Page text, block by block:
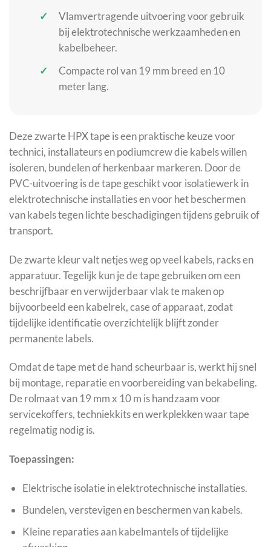
Vlamvertragende uitvoering voor gebruik
bij elektrotechnische werkzaamheden en
kabelbeheer.
Compacte rol van 19 mm breed en 10
meter lang.
Deze zwarte HPX tape is een praktische keuze voor
technici, installateurs en podiumcrew die kabels willen
isoleren, bundelen of herkenbaar markeren. Door de
PVC-uitvoering is de tape geschikt voor isolatiewerk in
elektrotechnische installaties en voor het beschermen
van kabels tegen lichte beschadigingen tijdens gebruik of
transport.
De zwarte kleur valt netjes weg op veel kabels, racks en
apparatuur. Tegelijk kun je de tape gebruiken om een
beschrijfbaar en verwijderbaar vlak te maken op
bijvoorbeeld een kabelrek, case of apparaat, zodat
tijdelijke identificatie overzichtelijk blijft zonder
permanente labels.
Omdat de tape met de hand scheurbaar is, werkt hij snel
bij montage, reparatie en voorbereiding van bekabeling.
De rolmaat van 19 mm x 10 m is handzaam voor
servicekoffers, techniekkits en werkplekken waar tape
regelmatig nodig is.
Toepassingen:
Elektrische isolatie in elektrotechnische installaties.
Bundelen, verstevigen en beschermen van kabels.
Kleine reparaties aan kabelmantels of tijdelijke